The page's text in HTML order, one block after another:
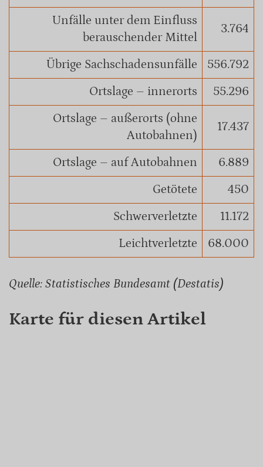
Unfälle unter dem Einfluss
berauschender Mittel
3.764
Übrige Sachschadensunfälle
556.792
Ortslage – innerorts
55.296
Ortslage – außerorts (ohne
Autobahnen)
17.437
Ortslage – auf Autobahnen
6.889
Getötete
450
Schwerverletzte
11.172
Leichtverletzte
68.000
Quelle: Statistisches Bundesamt (Destatis)
Karte für diesen Artikel